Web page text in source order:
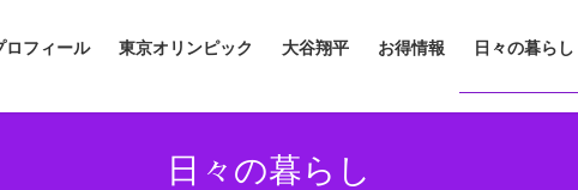
ロフィール 東京オリンピック 大谷翔平 お得情報 日々の暮らし
日々の暮らし